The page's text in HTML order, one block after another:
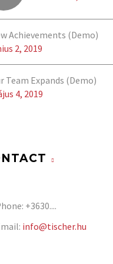
Achievements (Demo)
2, 2019
Team Expands (Demo)
4, 2019
+3630....
info@tischer.hu